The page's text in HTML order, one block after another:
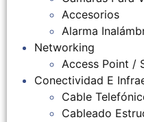
Accesorios
Alarma
Networking
Access Point /
Conectividad E
Cable
Cableado